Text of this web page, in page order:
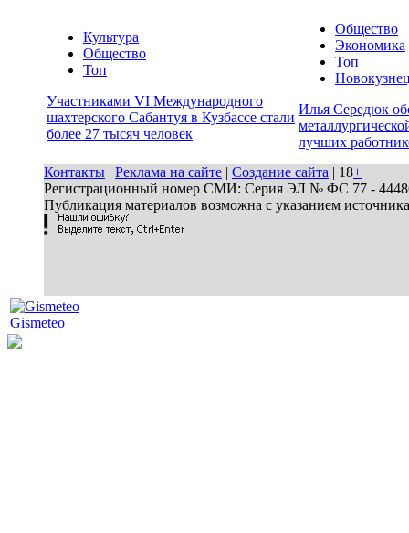
Культура
Общество
Топ
Участниками VI Международного
шахтерского Сабантуя в Кузбассе стали
более 27 тысяч человек
Общество
Экономика
Топ
Илья Середюк
лучших
Контакты | Реклама на сайте | Создание сайта | 18+
Регистрационный номер СМИ: Серия ЭЛ № ФС 77 - 44486
Публикация материалов возможна с указанием
Gismeteo